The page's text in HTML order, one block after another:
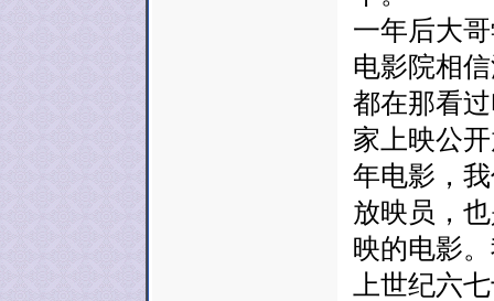
一年后大
电影院相
都在那看
家上映公
年电影，
放映员，
映的电影
上世纪六